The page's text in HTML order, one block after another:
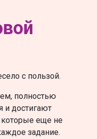
с пользой.
полностью
и достигают
которые еще не
задание.